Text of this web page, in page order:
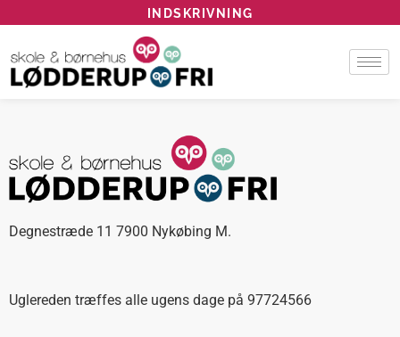
INDSKRIVNING
Degnestræde 11 7900 Nykøbing M.
Uglereden træffes alle ugens dage på 97724566